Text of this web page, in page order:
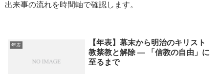
出来事の流れを時間軸で確認します。
年表
【年表】幕末から明治のキリスト
教禁教と解除 ― 「信教の自由」に
至るまで